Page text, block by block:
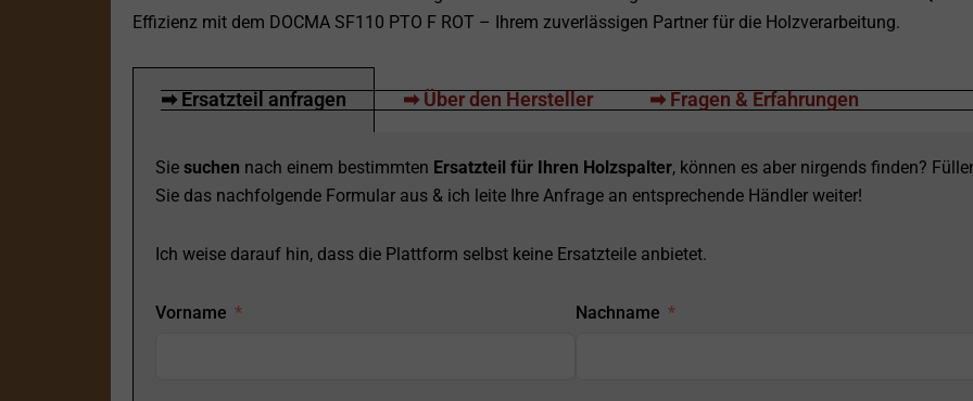
Effizienz mit dem DOCMA SF110 PTO F ROT – Ihrem zuverlässigen Partner für die Holzverarbeitung.
➡ Ersatzteil anfragen ➡ Über den Hersteller ➡ Fragen & Erfahrungen
Sie suchen nach einem bestimmten Ersatzteil für Ihren Holzspalter, können es aber nirgends finden?
Sie das nachfolgende Formular aus & ich leite Ihre Anfrage an entsprechende Händler weiter!
Ich weise darauf hin, dass die Plattform selbst keine Ersatzteile anbietet.
Vorname Nachname